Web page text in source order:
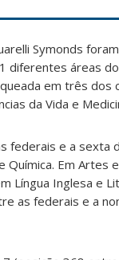
Symonds
diferentes áreas
em três dos
da Vida e
federais e a sexta
Em Artes
Língua Inglesa e
as federais e a